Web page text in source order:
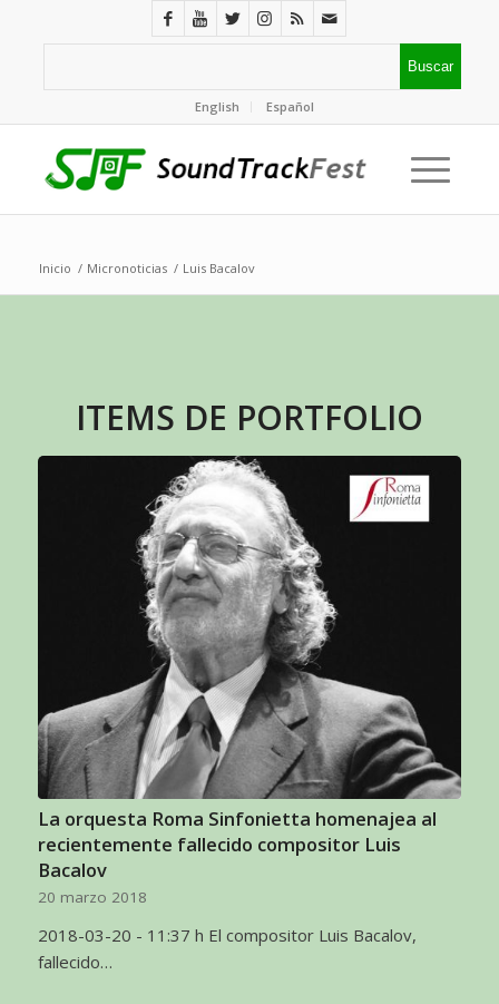
English Español
Inicio / Micronoticias / Luis Bacalov
ITEMS DE PORTFOLIO
La orquesta Roma Sinfonietta homenajea al
recientemente fallecido compositor Luis
Bacalov
20 marzo 2018
2018-03-20 - 11:37 h El compositor Luis Bacalov,
fallecido…